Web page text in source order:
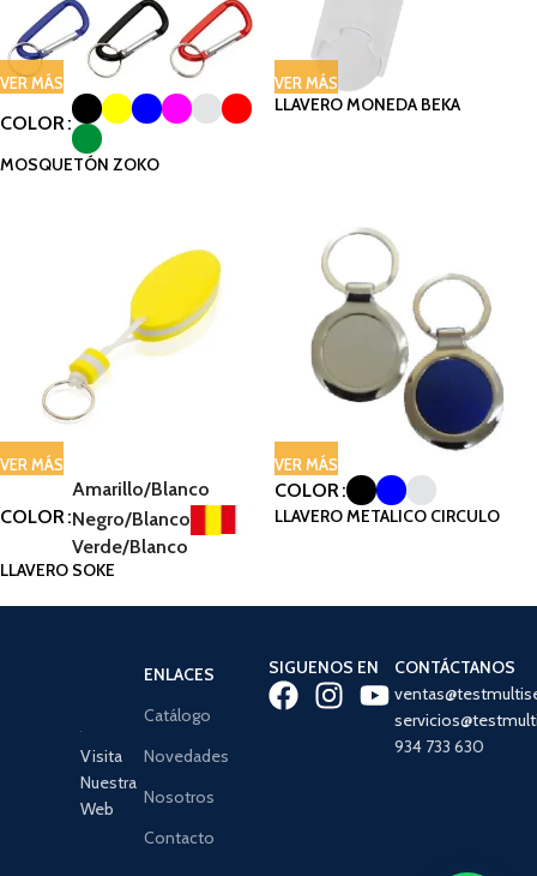
VER MÁS
COLOR
MOSQUETÓN ZOKO
VER MÁS
LLAVERO MONEDA BEKA
VER MÁS
COLOR
Amarillo/Blanco
Negro/Blanco
Verde/Blanco
LLAVERO SOKE
VER MÁS
COLOR
LLAVERO METALICO CIRCULO
Visita
Nuestra
Web
ENLACES
Catálogo
Novedades
Nosotros
Contacto
SIGUENOS EN
CONTÁCTANOS
934 733 630